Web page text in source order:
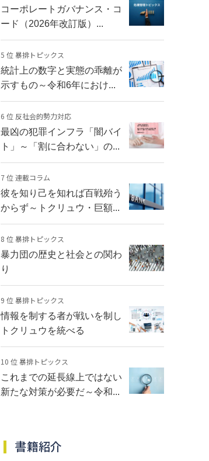
コーポレートガバナンス・コ
ード（2026年改訂版）...
5 位 暴排トピックス
統計上の数字と実態の乖離が
示すもの～令和6年におけ...
6 位 反社会的勢力対応
最凶の犯罪インフラ「闇バイ
ト」～「割に合わない」の...
7 位 連載コラム
彼を知り己を知れば百戦殆う
からず～トクリュウ・巨額...
8 位 暴排トピックス
暴力団の歴史と社会との関わ
り
9 位 暴排トピックス
情報を制する者が戦いを制し
トクリュウを統べる
10 位 暴排トピックス
これまでの延長線上ではない
新たな対策が必要だ～令和...
書籍紹介